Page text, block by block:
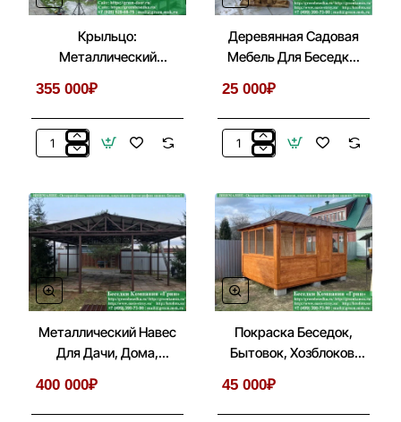
Крыльцо:
Металлический
Перед Входом
355 000₽
Крыльцо:
С
Лестницей
Перед
Входом
Деревянная Садовая
Мебель Для Беседки,
25 000₽
Деревянная
Для
Беседки,
Летней
Кухни
Металлический Навес
Для Дачи, Дома,
400 000₽
Покраска Беседок,
Бытовок, Хозблоков,
45 000₽